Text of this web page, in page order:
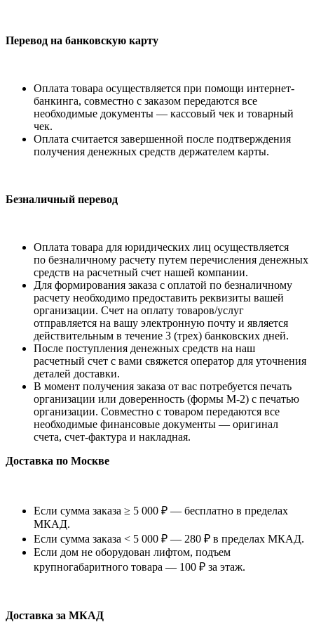
Перевод на банковскую карту
Оплата товара осуществляется при помощи интернет-
банкинга, совместно с заказом передаются все
необходимые документы — кассовый чек и товарный
чек.
Оплата считается завершенной после подтверждения
получения денежных средств держателем карты.
Безналичный перевод
Оплата товара для юридических лиц осуществляется
по безналичному расчету путем перечисления денежных
средств на расчетный счет нашей компании.
Для формирования заказа с оплатой по безналичному
расчету необходимо предоставить реквизиты вашей
организации. Счет на оплату товаров/услуг
отправляется на вашу электронную почту и является
действительным в течение 3 (трех) банковских дней.
После поступления денежных средств на наш
расчетный счет с вами свяжется оператор для уточнения
деталей доставки.
В момент получения заказа от вас потребуется печать
организации или доверенность (формы М-2) с печатью
организации. Совместно с товаром передаются все
необходимые финансовые документы — оригинал
счета, счет-фактура и накладная.
Доставка по Москве
Если сумма заказа ≥ 5 000 ₽ — бесплатно в пределах
МКАД.
Если сумма заказа < 5 000 ₽ — 280 ₽ в пределах МКАД.
Если дом не оборудован лифтом, подъем
крупногабаритного товара — 100 ₽ за этаж.
Доставка за МКАД